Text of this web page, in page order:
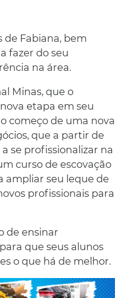
de Fabiana, bem
fazer do seu
na área.
Minas, que o
etapa em seu
começo de uma nova
que a partir de
se profissionalizar na
curso de escovação
ampliar seu leque de
profissionais para
de ensinar
que seus alunos
o que há de melhor.